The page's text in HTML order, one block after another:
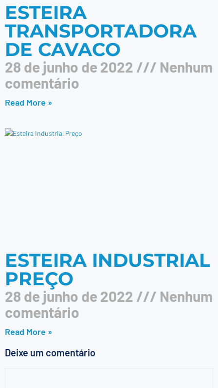
ESTEIRA
TRANSPORTADORA
DE CAVACO
28 de junho de 2022
Nenhum
comentário
Read More »
ESTEIRA INDUSTRIAL
PREÇO
28 de junho de 2022
Nenhum
comentário
Read More »
Deixe um comentário